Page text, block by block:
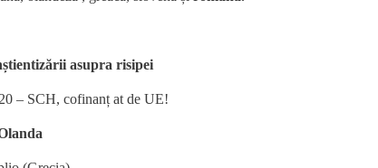
asupra risipei
– SCH, cofinanț at de UE!